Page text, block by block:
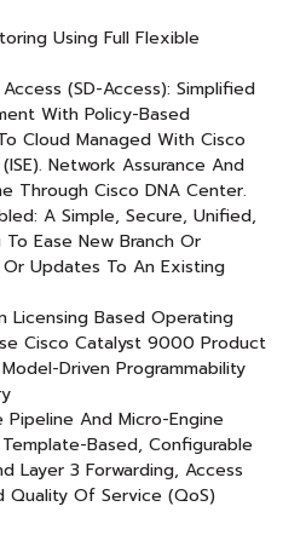
Using Full Flexible
(SD-Access): Simplified
With Policy-Based
Cloud Managed With Cisco
Network Assurance And
Through Cisco DNA Center.
A Simple, Secure, Unified,
Ease New Branch Or
Updates To An Existing
Licensing Based Operating
Cisco Catalyst 9000 Product
Driven Programmability
Pipeline And Micro-Engine
Based, Configurable
Layer 3 Forwarding, Access
Quality Of Service (QoS)